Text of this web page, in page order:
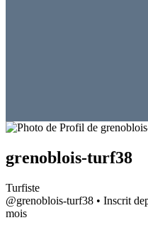
grenoblois-turf38
Turfiste
@grenoblois-turf38 • Inscrit
mois